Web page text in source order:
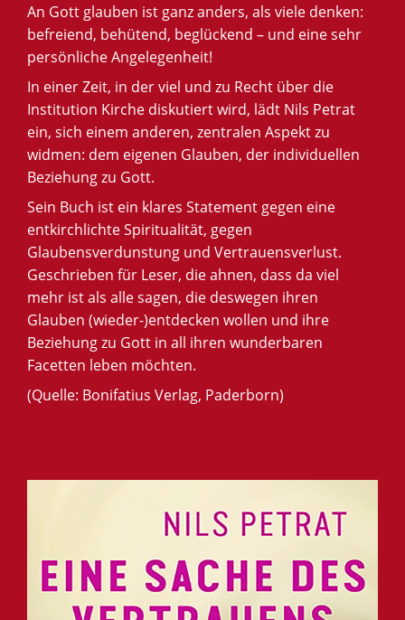
An Gott glauben ist ganz anders, als viele denken:
befreiend, behütend, beglückend – und eine sehr
persönliche Angelegenheit!
In einer Zeit, in der viel und zu Recht über die
Institution Kirche diskutiert wird, lädt Nils Petrat
ein, sich einem anderen, zentralen Aspekt zu
widmen: dem eigenen Glauben, der individuellen
Beziehung zu Gott.
Sein Buch ist ein klares Statement gegen eine
entkirchlichte Spiritualität, gegen
Glaubensverdunstung und Vertrauensverlust.
Geschrieben für Leser, die ahnen, dass da viel
mehr ist als alle sagen, die deswegen ihren
Glauben (wieder-)entdecken wollen und ihre
Beziehung zu Gott in all ihren wunderbaren
Facetten leben möchten.
(Quelle: Bonifatius Verlag, Paderborn)